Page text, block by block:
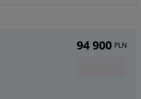
94 900 PLN